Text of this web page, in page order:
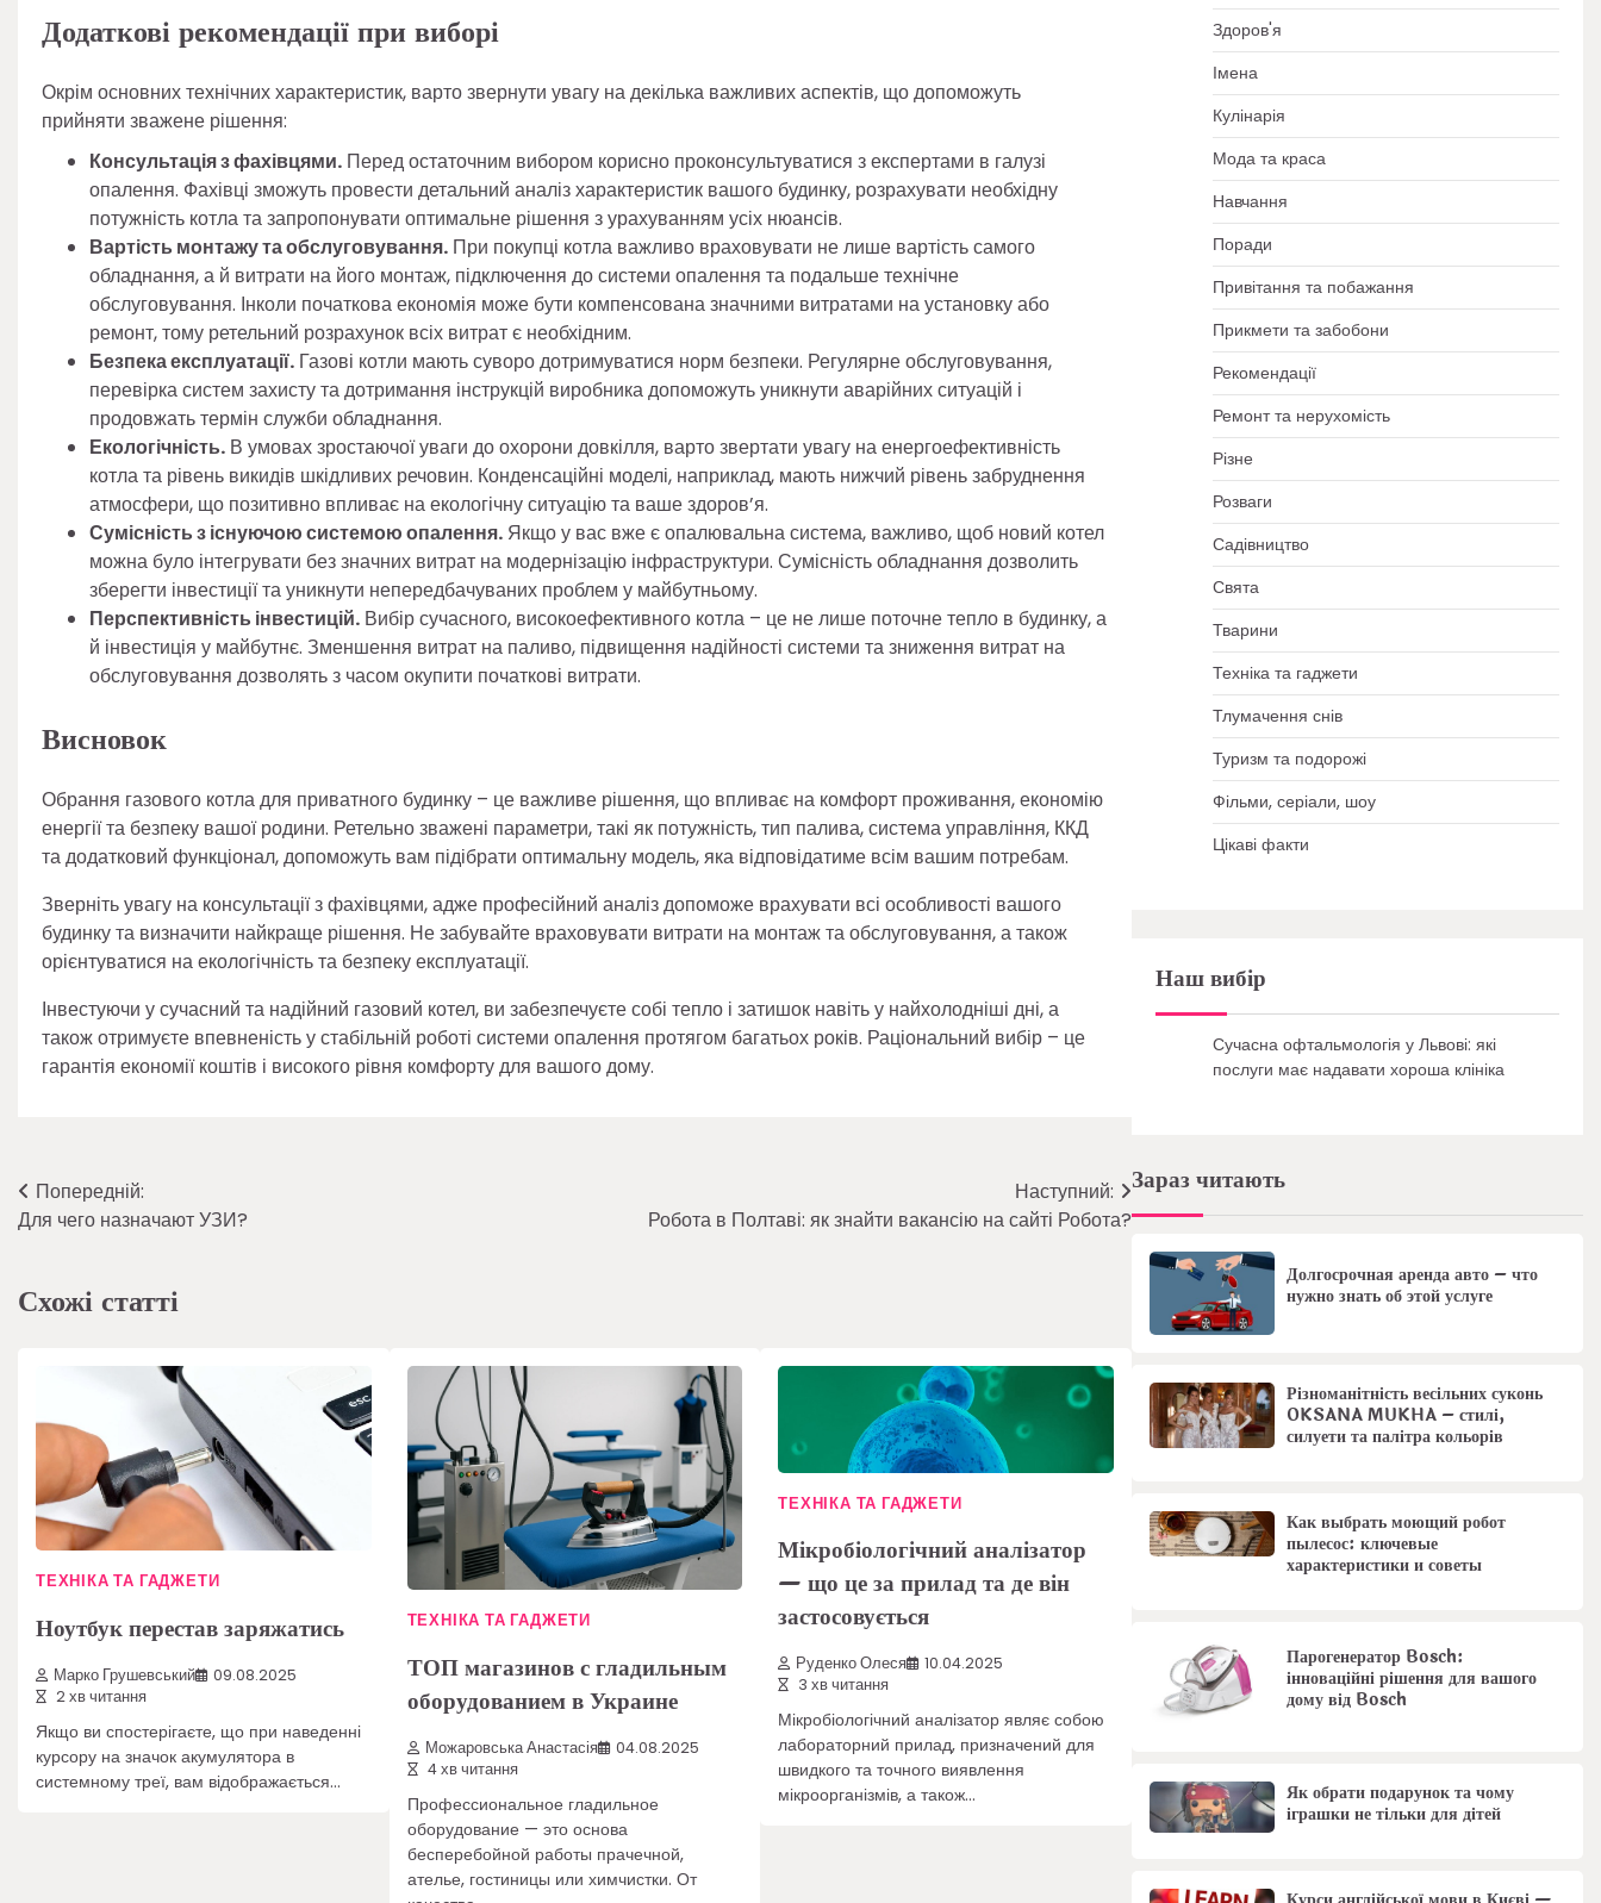
Додаткові рекомендації при виборі
Окрім основних технічних характеристик, варто звернути увагу на декілька важливих аспектів, що допоможуть
прийняти зважене рішення:
Консультація з фахівцями. Перед остаточним вибором корисно проконсультуватися з експертами в галузі
опалення. Фахівці зможуть провести детальний аналіз характеристик вашого будинку, розрахувати необхідну
потужність котла та запропонувати оптимальне рішення з урахуванням усіх нюансів.
Вартість монтажу та обслуговування. При покупці котла важливо враховувати не лише вартість самого
обладнання, а й витрати на його монтаж, підключення до системи опалення та подальше технічне
обслуговування. Інколи початкова економія може бути компенсована значними витратами на установку або
ремонт, тому ретельний розрахунок всіх витрат є необхідним.
Безпека експлуатації. Газові котли мають суворо дотримуватися норм безпеки. Регулярне обслуговування,
перевірка систем захисту та дотримання інструкцій виробника допоможуть уникнути аварійних ситуацій і
продовжать термін служби обладнання.
Екологічність. В умовах зростаючої уваги до охорони довкілля, варто звертати увагу на енергоефективність
котла та рівень викидів шкідливих речовин. Конденсаційні моделі, наприклад, мають нижчий рівень забруднення
атмосфери, що позитивно впливає на екологічну ситуацію та ваше здоров’я.
Сумісність з існуючою системою опалення. Якщо у вас вже є опалювальна система, важливо, щоб новий котел
можна було інтегрувати без значних витрат на модернізацію інфраструктури. Сумісність обладнання дозволить
зберегти інвестиції та уникнути непередбачуваних проблем у майбутньому.
Перспективність інвестицій. Вибір сучасного, високоефективного котла – це не лише поточне тепло в будинку, а
й інвестиція у майбутнє. Зменшення витрат на паливо, підвищення надійності системи та зниження витрат на
обслуговування дозволять з часом окупити початкові витрати.
Висновок
Обрання газового котла для приватного будинку – це важливе рішення, що впливає на комфорт проживання, економію
енергії та безпеку вашої родини. Ретельно зважені параметри, такі як потужність, тип палива, система управління, ККД
та додатковий функціонал, допоможуть вам підібрати оптимальну модель, яка відповідатиме всім вашим потребам.
Зверніть увагу на консультації з фахівцями, адже професійний аналіз допоможе врахувати всі особливості вашого
будинку та визначити найкраще рішення. Не забувайте враховувати витрати на монтаж та обслуговування, а також
орієнтуватися на екологічність та безпеку експлуатації.
Інвестуючи у сучасний та надійний газовий котел, ви забезпечуєте собі тепло і затишок навіть у найхолодніші дні, а
також отримуєте впевненість у стабільній роботі системи опалення протягом багатьох років. Раціональний вибір – це
гарантія економії коштів і високого рівня комфорту для вашого дому.
Навігація
записів
Попередній:
Для чего назначают УЗИ?
Наступний:
Робота в Полтаві: як знайти вакансію на сайті Робота?
Схожі статті
ТЕХНІКА ТА ГАДЖЕТИ
Ноутбук перестав заряжатись
Марко Грушевський
09.08.2025
2 хв читання
Якщо ви спостерігаєте, що при наведенні
курсору на значок акумулятора в
системному треї, вам відображається…
ТЕХНІКА ТА ГАДЖЕТИ
ТОП магазинов с гладильным
оборудованием в Украине
Можаровська Анастасія
04.08.2025
4 хв читання
Профессиональное гладильное
оборудование — это основа
бесперебойной работы прачечной,
ателье, гостиницы или химчистки. От
ТЕХНІКА ТА ГАДЖЕТИ
Мікробіологічний аналізатор
— що це за прилад та де він
застосовується
Руденко Олеся
10.04.2025
3 хв читання
Мікробіологічний аналізатор являє собою
лабораторний прилад, призначений для
швидкого та точного виявлення
мікроорганізмів, а також…
Здоров'я
Імена
Кулінарія
Мода та краса
Навчання
Поради
Привітання та побажання
Прикмети та забобони
Рекомендації
Ремонт та нерухомість
Різне
Розваги
Садівництво
Свята
Тварини
Техніка та гаджети
Тлумачення снів
Туризм та подорожі
Фільми, серіали, шоу
Цікаві факти
Наш вибір
Сучасна офтальмологія у Львові: які
послуги має надавати хороша клініка
Зараз читають
Долгосрочная аренда авто – что
нужно знать об этой услуге
Різноманітність весільних суконь
OKSANA MUKHA – стилі,
силуети та палітра кольорів
Как выбрать моющий робот
пылесос: ключевые
характеристики и советы
Парогенератор Bosch:
інноваційні рішення для вашого
дому від Bosch
Як обрати подарунок та чому
іграшки не тільки для дітей